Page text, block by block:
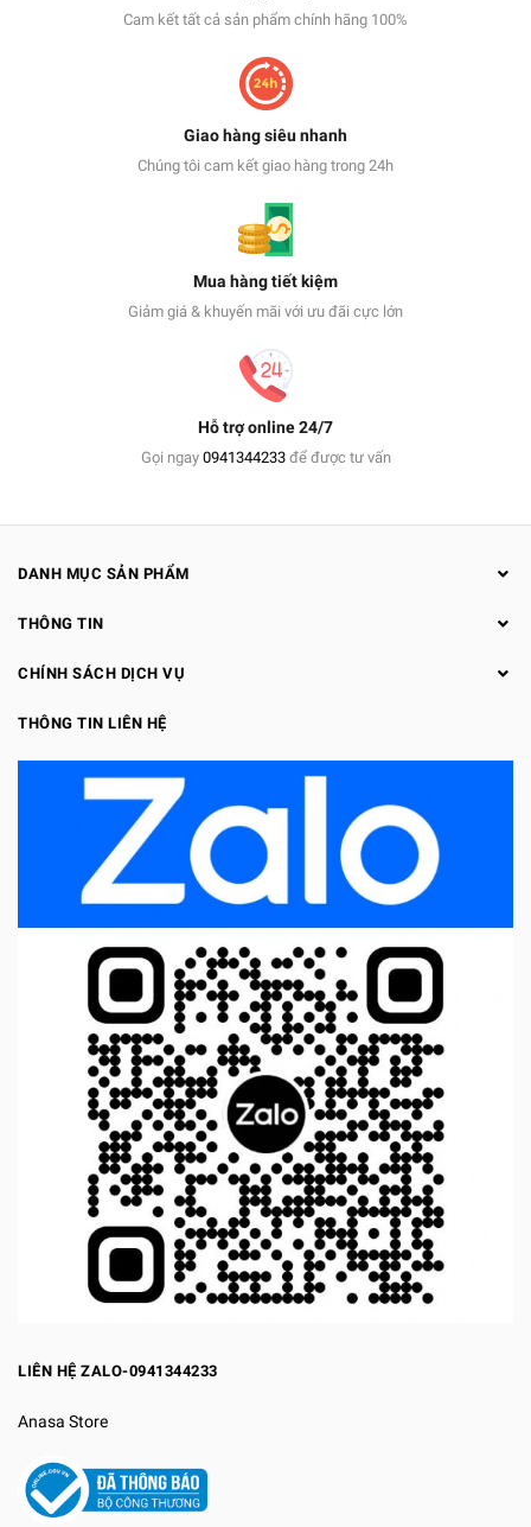
Cam kết tất cả sản phẩm chính hãng 100%
Giao hàng siêu nhanh
Chúng tôi cam kết giao hàng trong 24h
Mua hàng tiết kiệm
Giảm giá & khuyến mãi với ưu đãi cực lớn
Hỗ trợ online 24/7
Gọi ngay 0941344233để được tư vấn
DANH MỤC SẢN PHẨM
THÔNG TIN
CHÍNH SÁCH DỊCH VỤ
THÔNG TIN LIÊN HỆ
LIÊN HỆ ZALO-0941344233
Anasa Store